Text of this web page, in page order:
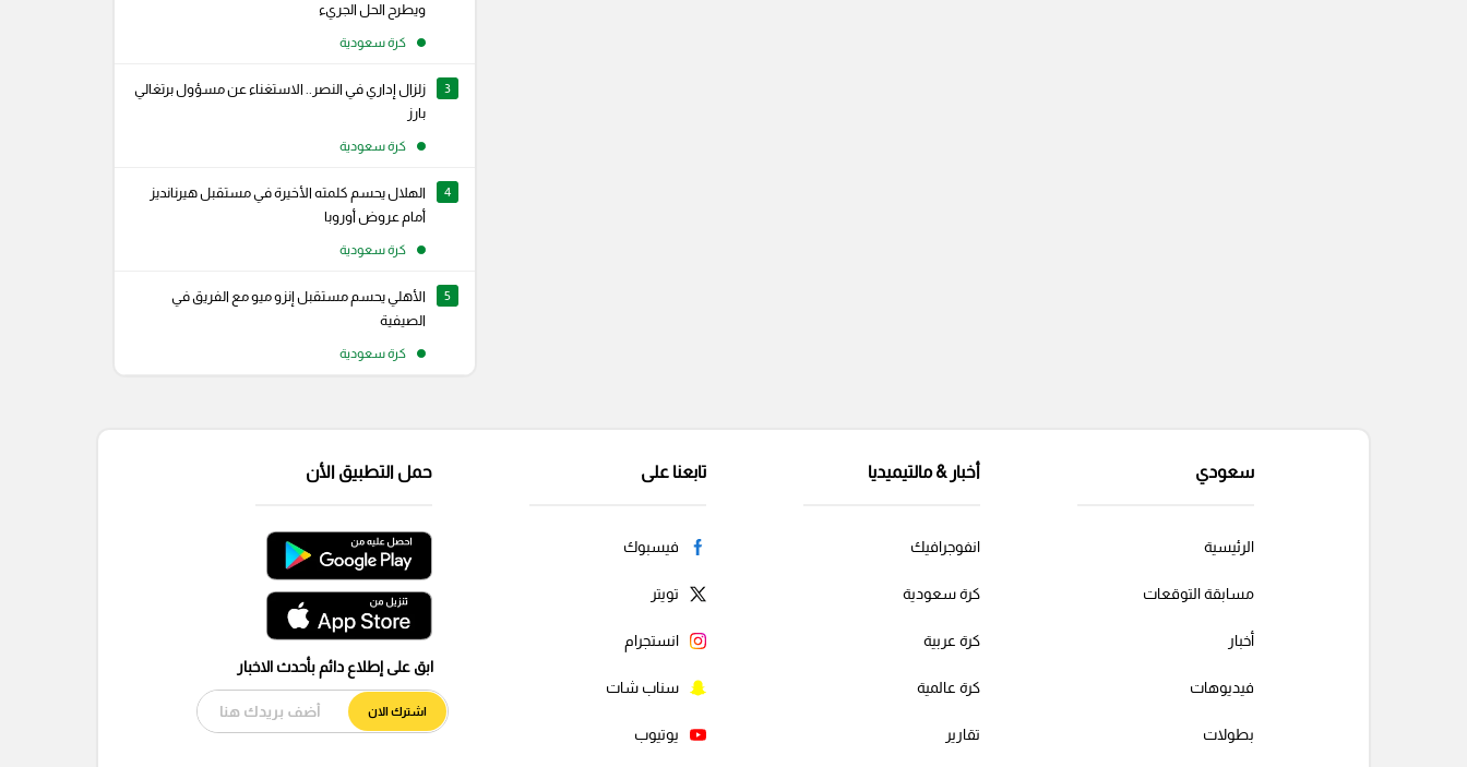
ويطرح الحل الجريء
كرة سعودية
3
زلزال إداري في النصر.. الاستغناء عن مسؤول برتغالي
بارز
كرة سعودية
4
الهلال يحسم كلمته الأخيرة في مستقبل هيرنانديز
أمام عروض أوروبا
كرة سعودية
5
الأهلي يحسم مستقبل إنزو ميو مع الفريق في
الصيفية
كرة سعودية
سعودي
الرئيسية
مسابقة التوقعات
أخبار
فيديوهات
بطولات
أخبار & مالتيميديا
انفوجرافيك
كرة سعودية
كرة عربية
كرة عالمية
تقارير
تابعنا على
فيسبوك
تويتر
انستجرام
سناب شات
يوتيوب
حمل التطبيق الأن
ابق على إطلاع دائم بأحدث الاخبار
اشترك الان